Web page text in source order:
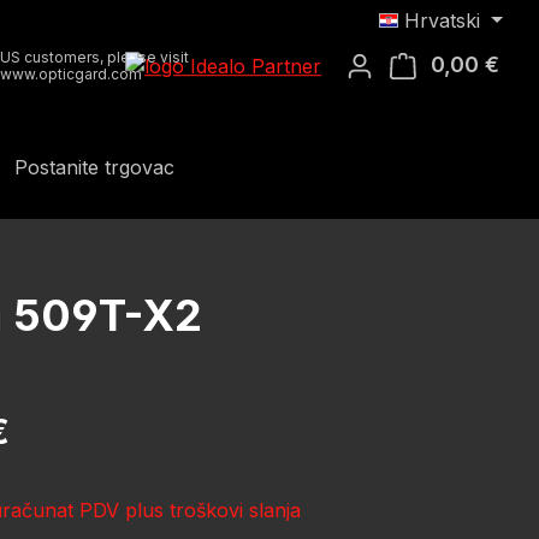
Hrvatski
US customers, please visit
www.opticgard.com
0,00 €
Postanite trgovac
509T-X2
PDV plus troškovi slanja